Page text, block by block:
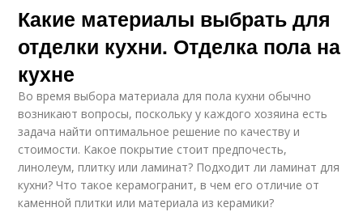
Какие материалы выбрать для
отделки кухни. Отделка пола на
кухне
Во время выбора материала для пола кухни обычно
возникают вопросы, поскольку у каждого хозяина есть
задача найти оптимальное решение по качеству и
стоимости. Какое покрытие стоит предпочесть,
линолеум, плитку или ламинат? Подходит ли ламинат для
кухни? Что такое керамогранит, в чем его отличие от
каменной плитки или материала из керамики?